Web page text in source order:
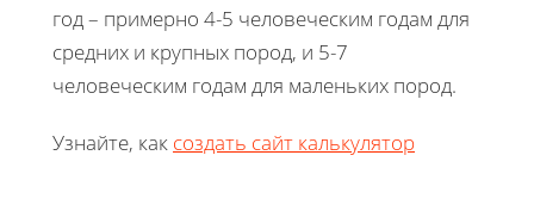
год – примерно 4-5 человеческим годам для
средних и крупных пород, и 5-7
человеческим годам для маленьких пород.
Узнайте, как создать сайт калькулятор